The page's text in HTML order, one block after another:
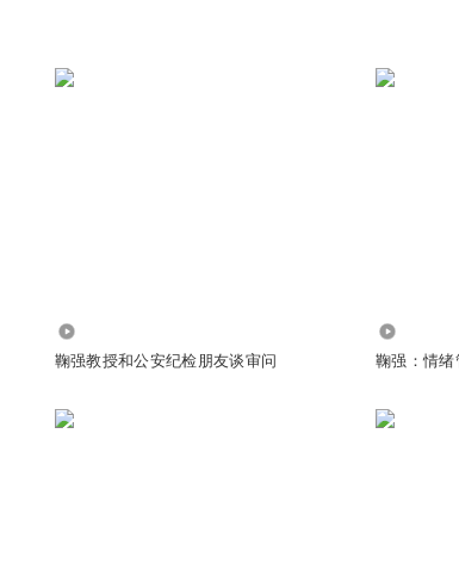
鞠强教授和公安纪检朋友谈审问 鞠强：情